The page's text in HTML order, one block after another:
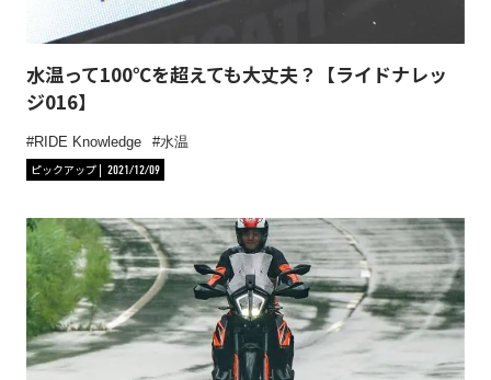
水温って100℃を超えても大丈夫？【ライドナレッ
ジ016】
RIDE Knowledge
水温
ピックアップ
2021/12/09